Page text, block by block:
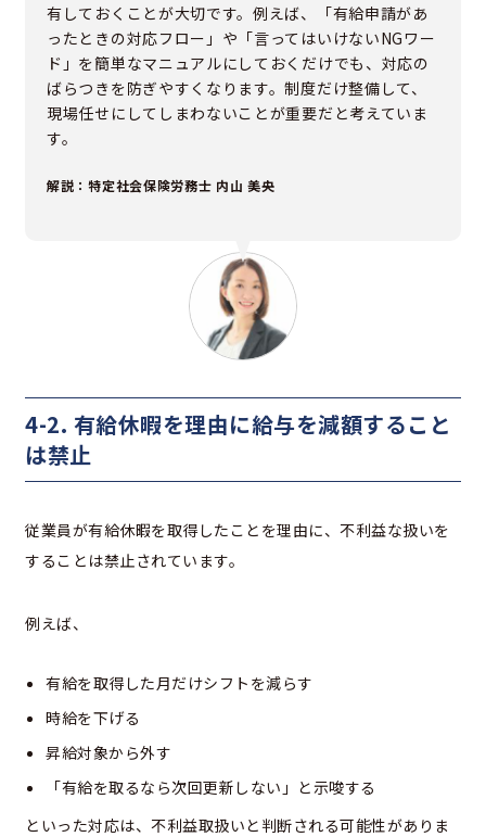
有しておくことが大切です。例えば、「有給申請があ
ったときの対応フロー」や「言ってはいけないNGワー
ド」を簡単なマニュアルにしておくだけでも、対応の
ばらつきを防ぎやすくなります。制度だけ整備して、
現場任せにしてしまわないことが重要だと考えていま
す。
解説：特定社会保険労務士 内山 美央
4-2. 有給休暇を理由に給与を減額すること
は禁止
従業員が有給休暇を取得したことを理由に、不利益な扱いを
することは禁止されています。
例えば、
有給を取得した月だけシフトを減らす
時給を下げる
昇給対象から外す
「有給を取るなら次回更新しない」と示唆する
といった対応は、不利益取扱いと判断される可能性がありま